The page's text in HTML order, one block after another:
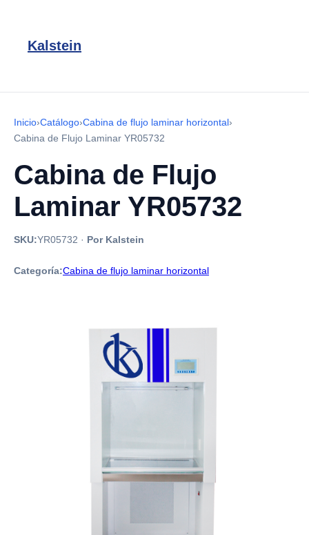
Kalstein
Inicio›Catálogo›Cabina de flujo laminar horizontal›
Cabina de Flujo Laminar YR05732
Cabina de Flujo
Laminar YR05732
SKU:YR05732 · Por Kalstein
Categoría:Cabina de flujo laminar horizontal